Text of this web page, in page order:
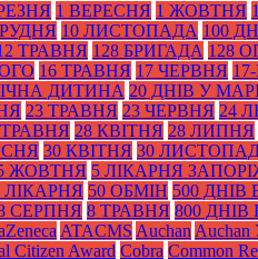
1 ВЕРЕСНЯ 1 ЖОВТНЯ
10 ЛИСТОПАДА 100
ТРАВНЯ 128 БРИГАДА 128
16 ТРАВНЯ 17 ЧЕРВНЯ
ДИТИНА 20 ДНІВ У
23 ТРАВНЯ 23 ЧЕРВНЯ 24
ТРАВНЯ 28 КВІТНЯ 28 ЛИПНЯ
30 КВІТНЯ 30
ЖОВТНЯ 5 ЛІКАРНЯ
50 ОБМІН 500 ДНІВ
СЕРПНЯ 8 ТРАВНЯ 800 ДНІВ
ATACMS Auchan Auchan
Citizen Award Cobra Common